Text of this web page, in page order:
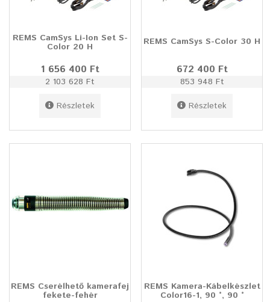
REMS CamSys Li-Ion Set S-
Color 20 H
1 656 400 Ft
2 103 628 Ft
Részletek
REMS CamSys S-Color 30 H
672 400 Ft
853 948 Ft
Részletek
REMS Cserélhető kamerafej
fekete-fehér
REMS Kamera-Kábelkészlet
Color16-1, 90 °, 90 °